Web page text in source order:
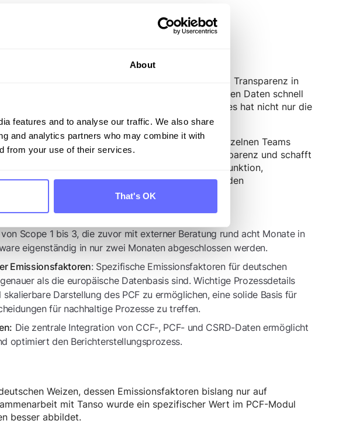
About
features and to analyse our traffic. We also share
and analytics partners who may combine it with
from your use of their services.
That's OK
der Tanso Software
& Deiters maßgeblich dabei, Effizienz und Transparenz in
Oberfläche können die Mitarbeitenden Daten schnell
dauert dies pro Abteilung nur wenige Minuten. Dies hat nicht nur die
Abläufe insgesamt beschleunigt.
steigert die Effizienz innerhalb der einzelnen Teams
Funktionalität eine verbesserte Datentransparenz und schafft
Jahresvergleiche. Außerdem bietet die Importfunktion,
Integration relevanter Daten und reduziert den
kopierbare Datenstruktur.
Scope 1 bis 3, die zuvor mit externer Beratung rund acht Monate in
eigenständig in nur zwei Monaten abgeschlossen werden.
Emissionsfaktoren: Spezifische Emissionsfaktoren für deutschen
als die europäische Datenbasis sind. Wichtige Prozessdetails
Darstellung des PCF zu ermöglichen, eine solide Basis für
für nachhaltige Prozesse zu treffen.
Die zentrale Integration von CCF-, PCF- und CSRD-Daten ermöglicht
optimiert den Berichterstellungsprozess.
Weizen, dessen Emissionsfaktoren bislang nur auf
mit Tanso wurde ein spezifischer Wert im PCF-Modul
besser abbildet.